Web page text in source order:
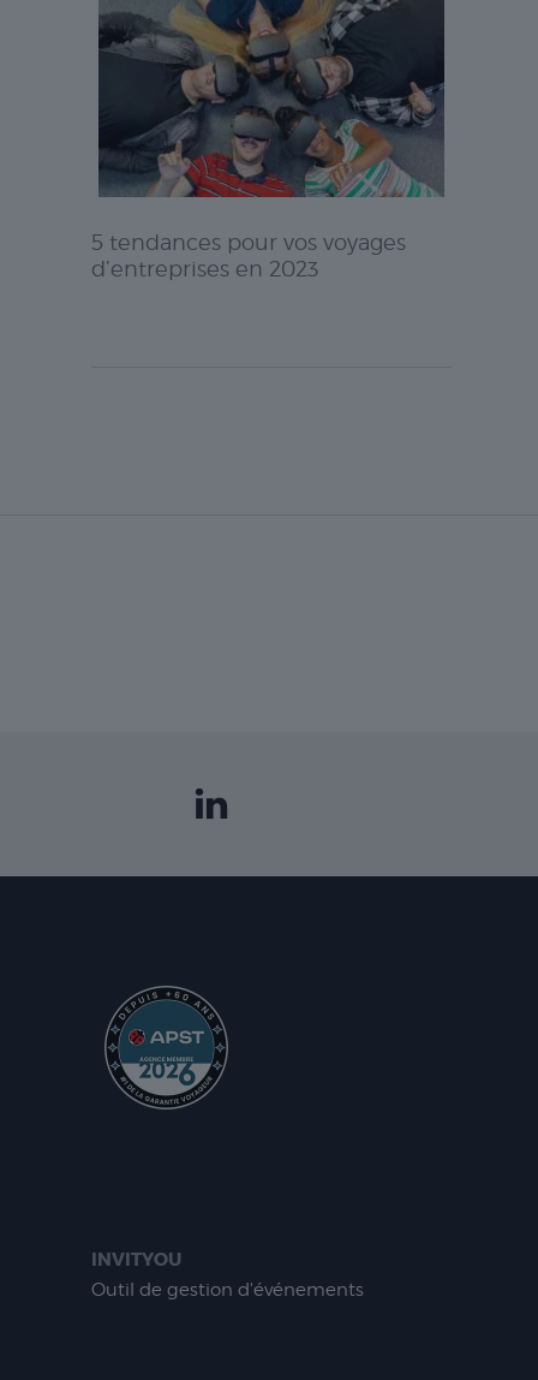
5 tendances pour vos voyages
d’entreprises en 2023
INVITYOU
Outil de gestion d'événements